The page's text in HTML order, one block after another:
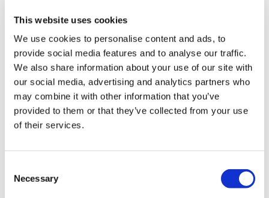
This website uses cookies
We use cookies to personalise content and ads, to
provide social media features and to analyse our traffic.
We also share information about your use of our site with
our social media, advertising and analytics partners who
may combine it with other information that you’ve
provided to them or that they’ve collected from your use
of their services.
Selection
Necessary
Révision de l'abdominoplastie
Rhinoplastie médicale Veuillez vous renseigner
Chirurgie Six Pack Veuillez vous renseigner
Chirurgie Two Pack
Veuillez vous renseigner
Réduction mammaire du pédicule central Veuillez vous
renseigner
Lifting mammaire à pédicule central Veuillez vous renseigner
Révision De La liposuccion
Veuillez vous renseigner
Lifting Par Fils Tenseurs Veuillez vous renseigner
Chirurgie de la mâchoire Veuillez vous renseigner
Révision Du Lifting
Chirurgie Plastique Après Perte De Poids
Veuillez vous